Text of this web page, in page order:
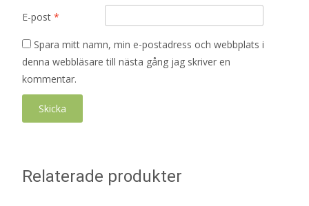
E-post *
Spara mitt namn, min e-postadress och webbplats i
denna webbläsare till nästa gång jag skriver en
kommentar.
Relaterade produkter